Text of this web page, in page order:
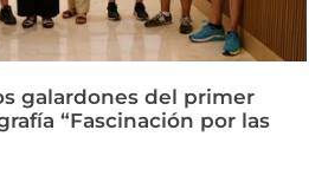
galardones del primer
“Fascinación por las